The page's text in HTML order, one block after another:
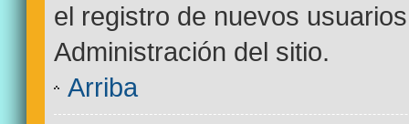
el registro de nuevos
Administración del sitio.
Arriba